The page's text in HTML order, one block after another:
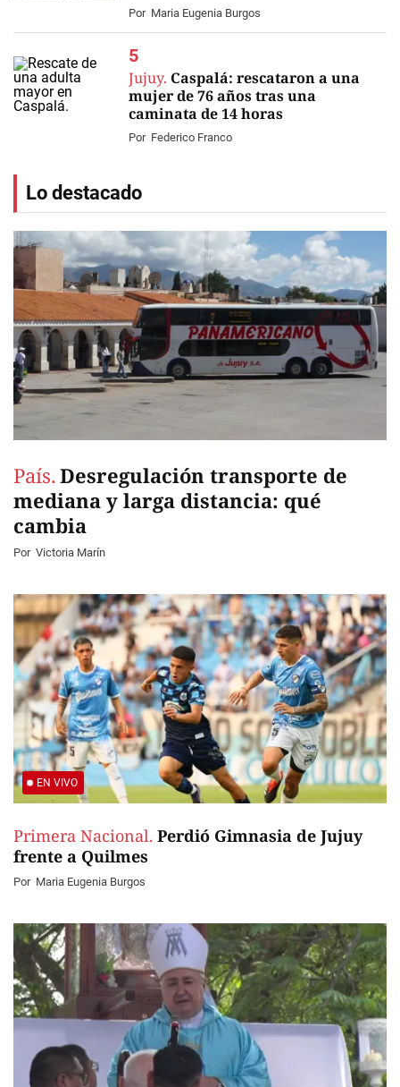
Por Maria Eugenia Burgos
Jujuy. Caspalá: rescataron a una
mujer de 76 años tras una
caminata de 14 horas
Por Federico Franco
Lo destacado
País. Desregulación transporte de
mediana y larga distancia: qué
cambia
Por Victoria Marín
EN VIVO
Primera Nacional. Perdió Gimnasia de Jujuy
frente a Quilmes
Por Maria Eugenia Burgos